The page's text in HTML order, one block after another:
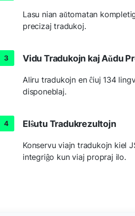
Lasu nian aŭtomatan
precizaj tradukoj.
Vidu Tradukojn kaj Aŭdu
Aliru tradukojn en ĉiuj 134
disponeblaj.
Elŝutu Tradukrezultojn
Konservu viajn tradukojn kiel
integriĝo kun viaj propraj ilo.